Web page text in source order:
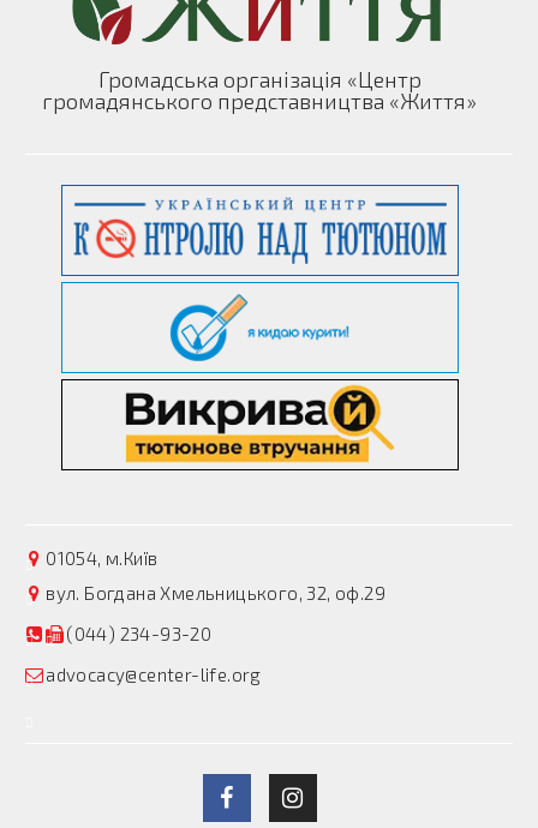
Громадська організація «Центр
громадянського представництва «Життя»
01054, м.Київ
вул. Богдана Хмельницького, 32, оф.29
(044) 234-93-20
advocacy@center-life.org